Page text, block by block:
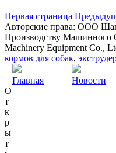
Первая страница
Авторские права: ООО
Производству Машинного
Machinery Equipment Co.,
кормов для собак,
Главная Новости
О
т
к
р
ы
т